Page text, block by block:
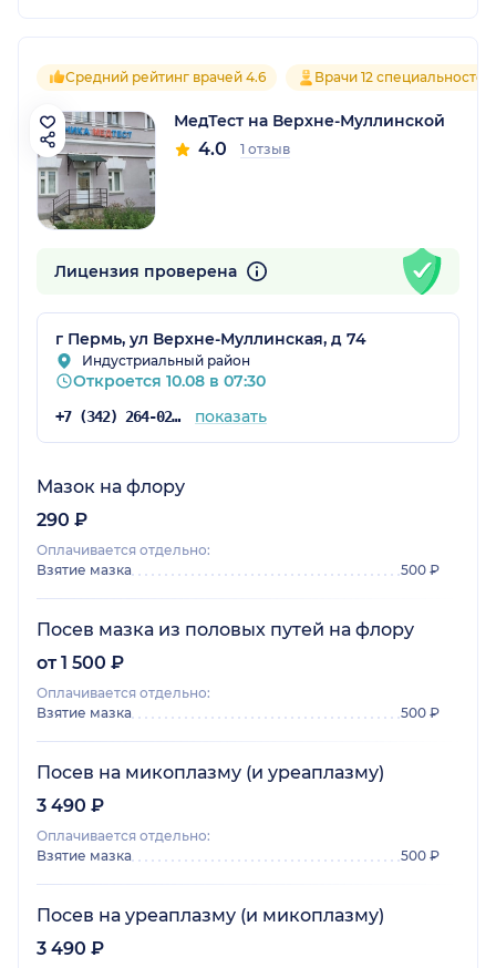
Средний рейтинг врачей 4.6 Врачи 12 специальностей
МедТест на Верхне-Муллинской
4.0 1 отзыв
Лицензия проверена
г Пермь, ул Верхне-Муллинская, д 74
Индустриальный район
Откроется 10.08 в 07:30
+7 (342) 264-02-09 показать
Мазок на флору
290 ₽
Оплачивается отдельно:
Взятие мазка
500 ₽
Посев мазка из половых путей на флору
от 1 500 ₽
Оплачивается отдельно:
Взятие мазка
500 ₽
Посев на микоплазму (и уреаплазму)
3 490 ₽
Оплачивается отдельно:
Взятие мазка
500 ₽
Посев на уреаплазму (и микоплазму)
3 490 ₽